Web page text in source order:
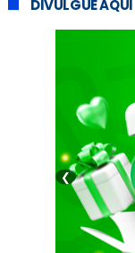
DIVULGUE AQUI
❮